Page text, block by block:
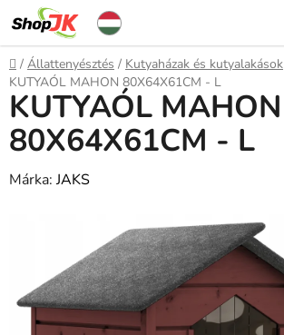
Ugrás
fő
tartalomhoz
Kezdőlap
/ Állattenyésztés / Kutyaházak és kutyalakások
KUTYAÓL MAHON 80X64X61CM - L
KUTYAÓL MAHON
80X64X61CM - L
Márka:JAKS